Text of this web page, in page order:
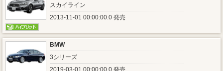
スカイライン
2013-11-01 00:00:00.0 発売
BMW
3シリーズ
2019-03-01 00:00:00.0 発売